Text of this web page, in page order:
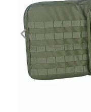
Ukrainian
Finnish
Korean
Swedish